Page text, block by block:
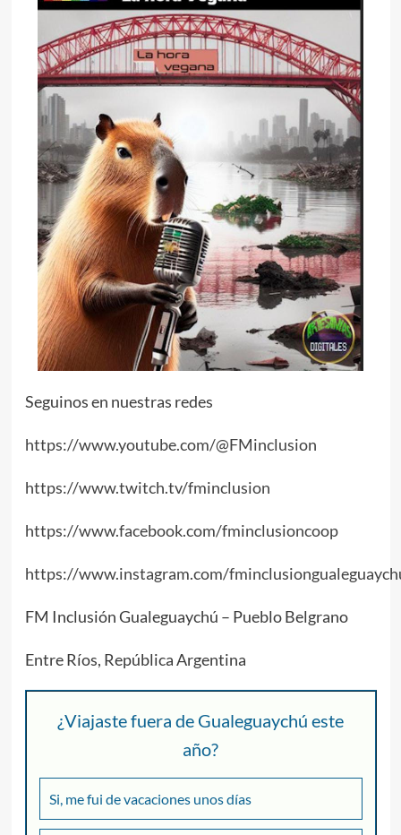
Seguinos en nuestras redes
https://www.youtube.com/@FMinclusion
https://www.twitch.tv/fminclusion
https://www.facebook.com/fminclusioncoop
https://www.instagram.com/
FM Inclusión Gualeguaychú – Pueblo Belgrano
Entre Ríos, República Argentina
¿Viajaste fuera de Gualeguaychú este
año?
Si, me fui de vacaciones unos días